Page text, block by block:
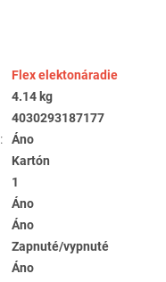
Flex elektonáradie
4.14 kg
4030293187177
:
Áno
Kartón
1
Áno
Áno
Zapnuté/vypnuté
Áno